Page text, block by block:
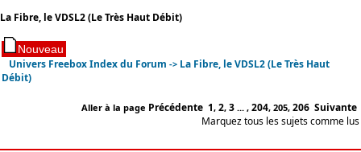
La Fibre, le VDSL2 (Le Très Haut Débit)
Univers Freebox Index du Forum -> La Fibre, le VDSL2 (Le Très Haut
Débit)
Aller à la page Précédente 1, 2, 3... , 204, 205, 206 Suivante
Marquez tous les sujets comme lus